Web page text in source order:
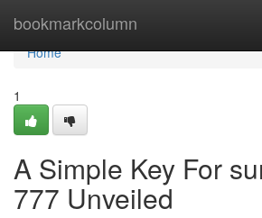
bookmarkcolumn
Home
Home
1
A Simple Key For
777 Unveiled